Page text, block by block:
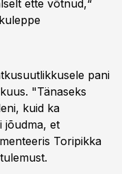
ette võtnud,“
pani
"Tänaseks
kuid ka
jõudma, et
Toripikka